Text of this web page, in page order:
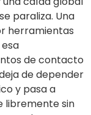
paraliza. Una
herramientas
de contacto
de depender
y pasa a
libremente sin